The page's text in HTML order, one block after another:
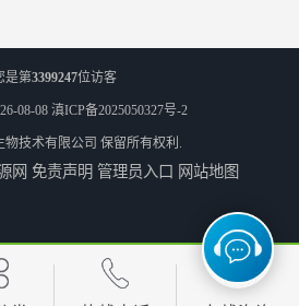
大理酒吧灭鼠 亿之豪生物
是第3399247位访客
08-08 滇ICP备2025050327号-2
物技术有限公司 保留所有权利.
网 免责声明 管理员入口 网站地图